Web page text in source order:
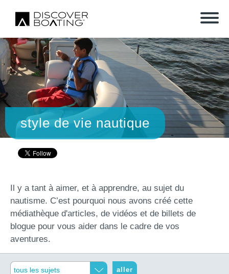
style de vie nautique
Il y a tant à aimer, et à apprendre, au sujet du
nautisme. C’est pourquoi nous avons créé cette
médiathèque d'articles, de vidéos et de billets de
blogue pour vous aider dans le cadre de vos
aventures.
aller